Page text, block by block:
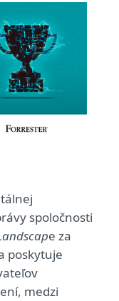
spoločnosti
e za
poskytuje
medzi